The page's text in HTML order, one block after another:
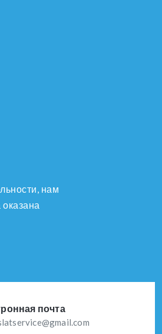
нам
почта